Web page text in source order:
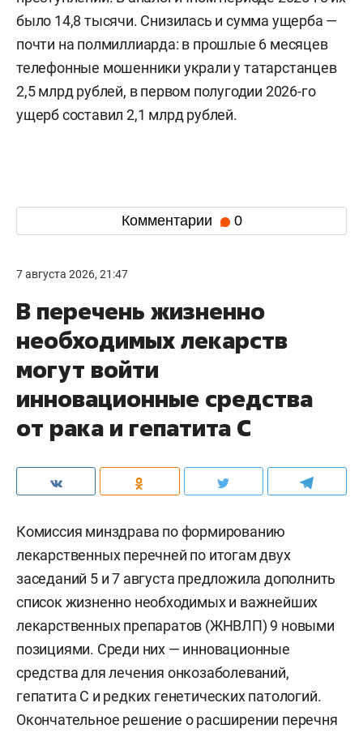
было 14,8 тысячи. Снизилась и сумма ущерба —
почти на полмиллиарда: в прошлые 6 месяцев
телефонные мошенники украли у татарстанцев
2,5 млрд рублей, в первом полугодии 2026-го
ущерб составил 2,1 млрд рублей.
Комментарии 0
7 августа 2026, 21:47
В перечень жизненно
необходимых лекарств
могут войти
инновационные средства
от рака и гепатита С
Комиссия минздрава по формированию
лекарственных перечней по итогам двух
заседаний 5 и 7 августа предложила дополнить
список жизненно необходимых и важнейших
лекарственных препаратов (ЖНВЛП) 9 новыми
позициями. Среди них — инновационные
средства для лечения онкозаболеваний,
гепатита С и редких генетических патологий.
Окончательное решение о расширении перечня